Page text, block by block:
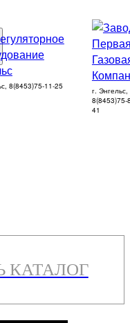
8(8453)75-11-25
г. Энгельс,
8(8453)75-
41
КАТАЛОГ